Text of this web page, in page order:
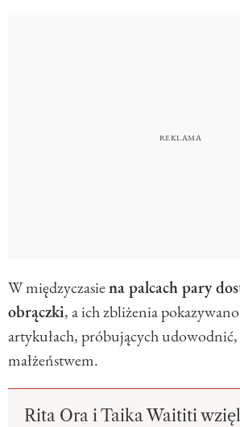
W międzyczasiena palcach pary
obrączki, a ich zbliżenia
artykułach, próbujących udowodnić,
małżeństwem.
Rita Ora i Taika Waititi